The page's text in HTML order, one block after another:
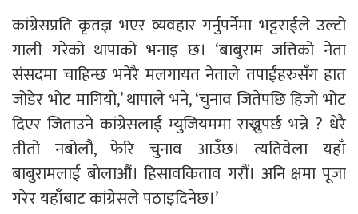
कांग्रेसप्रति कृतज्ञ भएर व्यवहार गर्नुपर्नेमा भट्टराईले उल्टो
गाली गरेको थापाको भनाइ छ। ‘बाबुराम जत्तिको नेता
संसदमा चाहिन्छ भनेरै मलगायत नेताले तपाईंहरुसँग हात
जोडेर भोट मागियो,’ थापाले भने, ‘चुनाव जितेपछि हिजो भोट
दिएर जिताउने कांग्रेसलाई म्युजियममा राख्नुपर्छ भन्ने ? धेरै
तीतो नबोलौं, फेरि चुनाव आउँछ। त्यतिवेला यहाँ
बाबुरामलाई बोलाऔं। हिसावकिताव गरौं। अनि क्षमा पूजा
गरेर यहाँबाट कांग्रेसले पठाइदिनेछ।’